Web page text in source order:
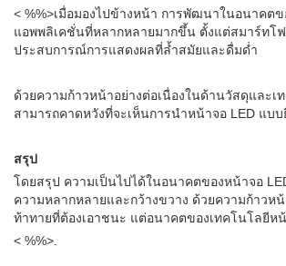
< %%>เมื่อมองไปข้างหน้า การพัฒนาในอนาคต
แอพพลิเคชั่นที่หลากหลายมากขึ้น ตั้งแต่สมาร์ทโ
ประสบการณ์การแสดงผลที่ล้ำสมัยและดื่มด่ำ
ด้วยความก้าวหน้าอย่างต่อเนื่องในด้านวัสดุและ
สามารถคาดหวังที่จะเห็นการนำหน้าจอ LED แ
สรุป
โดยสรุป ความเป็นไปได้ในอนาคตของหน้าจอ
ความหลากหลายและกว้างขวาง ด้วยความก้าวห
ท้าทายที่ต้องเอาชนะ แต่อนาคตของเทคโนโลยี
< %%>.